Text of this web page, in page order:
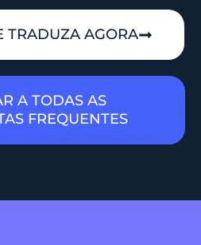
TRADUZA AGORA
A TODAS AS
FREQUENTES